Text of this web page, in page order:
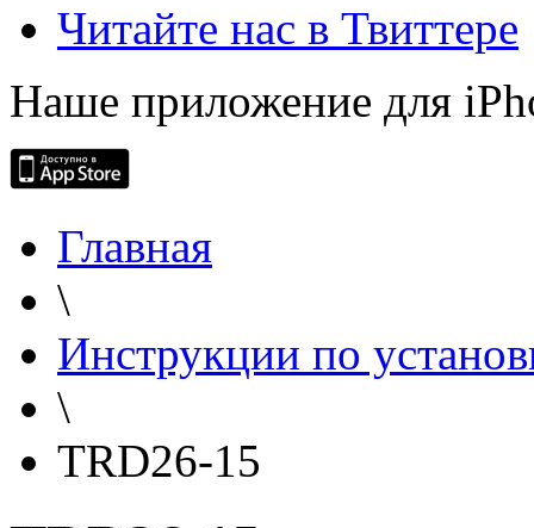
Читайте нас в Твиттере
Наше приложение для
Главная
\
Инструкции по
\
TRD26-15